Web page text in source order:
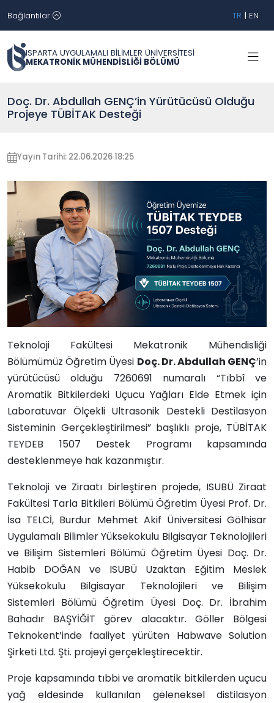
Bağlantılar TR | EN
ISPARTA UYGULAMALI BİLİMLER ÜNİVERSİTESİ
MEKATRONİK MÜHENDİSLİĞİ BÖLÜMÜ
Doç. Dr. Abdullah GENÇ’in Yürütücüsü Olduğu
Projeye TÜBİTAK Desteği
Yayın Tarihi: 22.06.2026 18:25
Teknoloji Fakültesi Mekatronik Mühendisliği
Bölümümüz Öğretim Üyesi Doç. Dr. Abdullah GENÇ’in
yürütücüsü olduğu 7260691 numaralı “Tıbbî ve
Aromatik Bitkilerdeki Uçucu Yağları Elde Etmek için
Laboratuvar Ölçekli Ultrasonik Destekli Destilasyon
Sisteminin Gerçekleştirilmesi” başlıklı proje, TÜBİTAK
TEYDEB 1507 Destek Programı kapsamında
desteklenmeye hak kazanmıştır.
Teknoloji ve Ziraatı birleştiren projede, ISUBÜ Ziraat
Fakültesi Tarla Bitkileri Bölümü Öğretim Üyesi Prof. Dr.
İsa TELCİ, Burdur Mehmet Akif Üniversitesi Gölhisar
Uygulamalı Bilimler Yüksekokulu Bilgisayar Teknolojileri
ve Bilişim Sistemleri Bölümü Öğretim Üyesi Doç. Dr.
Habib DOĞAN ve ISUBÜ Uzaktan Eğitim Meslek
Yüksekokulu Bilgisayar Teknolojileri ve Bilişim
Sistemleri Bölümü Öğretim Üyesi Doç. Dr. İbrahim
Bahadır BAŞYİĞİT görev alacaktır. Göller Bölgesi
Teknokent’inde faaliyet yürüten Habwave Solution
Şirketi Ltd. Şti. projeyi gerçekleştirecektir.
Proje kapsamında tıbbi ve aromatik bitkilerden uçucu
yağ eldesinde kullanılan geleneksel distilasyon